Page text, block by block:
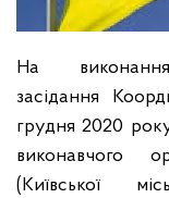
На
засідання
грудня 2020
виконавчого
(Київської